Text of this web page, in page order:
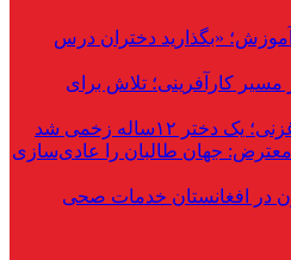
آموزش؛ «بگذارید دختران درس
مسیر کارآفرینی؛ تلاش برای
۱۲ساله زخمی شد
معترض: جهان طالبان را عادی‌سازی
۳۹۷ هزار زن در افغانستان خدمات صحی